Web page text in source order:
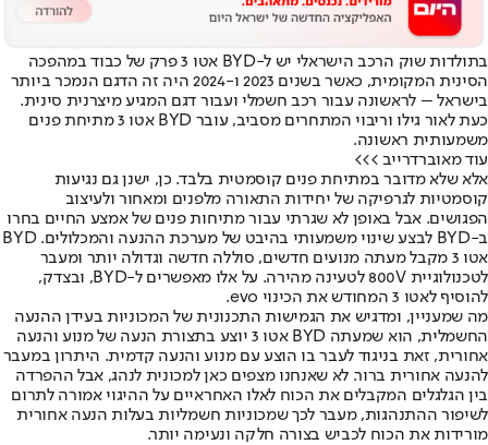
בתולדות שוק הרכב הישראלי יש ל-BYD אטו 3 פרק של כבוד במהפכה
הסינית המקומית, כאשר בשנים 2023 ו-2024 היה זה הדגם הנמכר ביותר
בישראל – לראשונה עבור רכב חשמלי ועבור דגם המגיע מיצרנית סינית.
כעת לאור גילו וריבוי המתחרים מסביב, עובר BYD אטו 3 מתיחת פנים
משמעותית ראשונה.
עוד מאוברדרייב >>>
אלא שלא מדובר במתיחת פנים קוסמטית בלבד. כן, ישנן גם נגיעות
קוסמטיות לגרפיקה של יחידות התאורה מלפנים ומאחור ולעיצוב
הפגושים. אבל באופן לא שגרתי עבור מתיחות פנים של אמצע החיים בחרו
ב-BYD לבצע שינוי משמעותי בהיבט של מערכת ההנעה והמכלולים. BYD
אטו 3 מקבל מעתה מנועים חדשים, סוללה חדשה וגדולה יותר ומעבר
לטכנולוגיית 800V לטעינה מהירה. על אלו מאפשרים ל-BYD, ובצדק,
להוסיף לאטו 3 המחודש את הכינוי evo.
מה שמעניין, ומדגיש את הגמישות התכנונית של המכוניות בעידן ההנעה
החשמלית, הוא שמעתה BYD אטו 3 יוצע בתצורת הנעה של מנוע והנעה
אחורית, זאת בניגוד לעבר בו הוצע עם מנוע והנעה קדמית. היתרון במעבר
להנעה אחורית ברור. לא שאנחנו מצפים כאן למכונית לנהג, אבל ההפרדה
בין הגלגלים המקבלים את הכוח לאלו האחראיים על ההיגוי אמורה לתרום
לשיפור ההתנהגות, מעבר לכך שמכוניות חשמליות בעלות הנעה אחורית
מורידות את הכוח לכביש בצורה חלקה ונעימה יותר.